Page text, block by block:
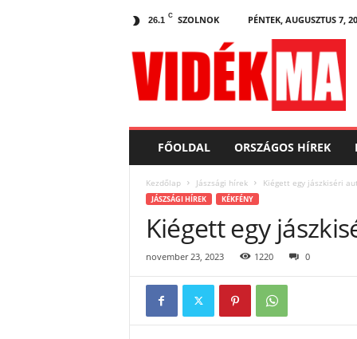
26.1 C SZOLNOK
PÉNTEK, AUGUSZTUS 7,
d
FŐOLDAL ORSZÁGOS HÍREK
Kezdőlap Jászsági hírek Kiégett egy jászkiséri
JÁSZSÁGI HÍREK KÉKFÉNY
Kiégett egy
november 23, 2023 1220 0